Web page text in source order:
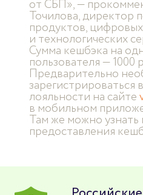
от СБП», —
Точилова, директор
продуктов, цифровых
и технологических
Сумма кешбэка на
пользователя — 1000
Предварительно
зарегистрироваться
лояльности на сайте
в мобильном
Там же можно узнать
предоставления